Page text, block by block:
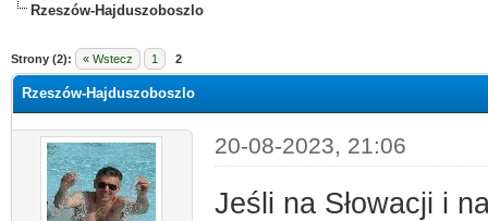
Rzeszów-Hajduszoboszlo
Strony (2): « Wstecz 1 2
Rzeszów-Hajduszoboszlo
20-08-2023, 21:06
Jeśli na Słowacji i